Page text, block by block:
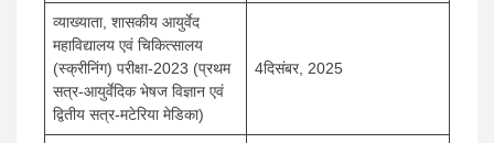
व्याख्याता, शासकीय आयुर्वेद
महाविद्यालय एवं चिकित्सालय
(स्क्रीनिंग) परीक्षा-2023 (प्रथम
सत्र-आयुर्वेदिक भेषज विज्ञान एवं
द्वितीय सत्र-मटेरिया मेडिका)
4दिसंबर, 2025